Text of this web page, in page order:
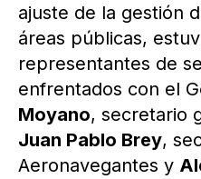
ajuste de la gestión
áreas públicas,
representantes de
enfrentados con el
Moyano, secretario
Juan Pablo Brey,
Aeronavegantes y